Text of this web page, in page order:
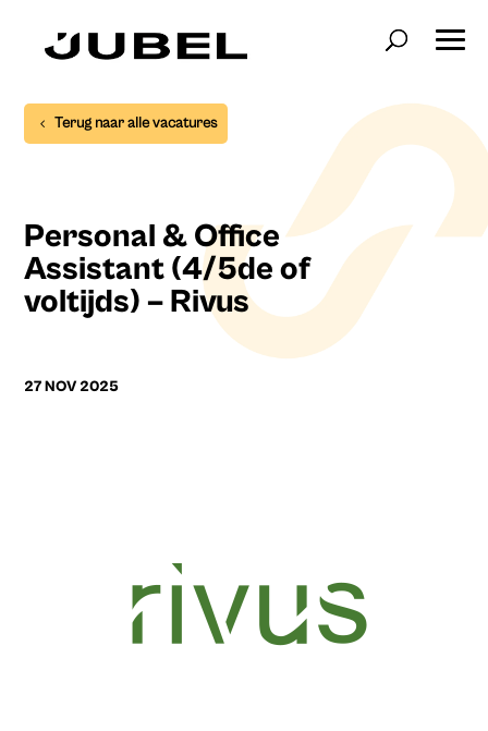
Terug naar alle vacatures
Personal & Office
Assistant (4/5de of
voltijds) – Rivus
27 NOV 2025